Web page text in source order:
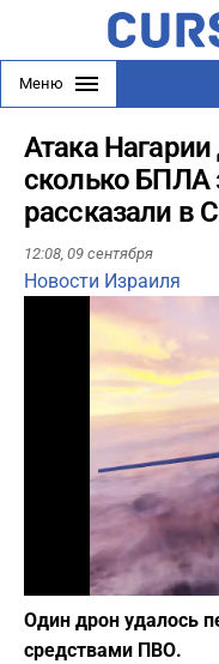
Меню
Атака
сколько БПЛА
рассказали в
12:08, 09 сентября
Новости Израиля
Один дрон удалось
средствами ПВО.